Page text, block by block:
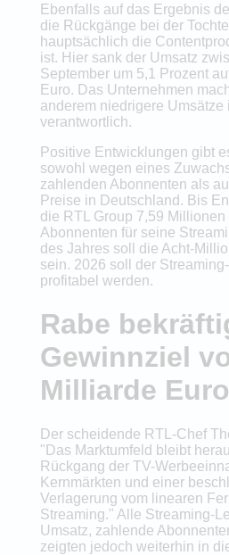
Ebenfalls auf das Ergebnis
die Rückgänge bei der
hauptsächlich die
ist. Hier sank der Umsatz
September um 5,1 Prozent
Euro. Das Unternehmen
anderem niedrigere Umsätze
verantwortlich.
Positive Entwicklungen gibt
sowohl wegen eines
zahlenden Abonnenten als
Preise in Deutschland. Bis
die RTL Group 7,59
Abonnenten für seine
des Jahres soll die Acht-
sein. 2026 soll der
profitabel werden.
Rabe
Gewinnziel
Milliarde Euro
Der scheidende RTL-Chef
"Das Marktumfeld bleibt
Rückgang der TV-
Kernmärkten und einer
Verlagerung vom linearen
Streaming." Alle Streaming-
Umsatz, zahlende
zeigten jedoch weiterhin in